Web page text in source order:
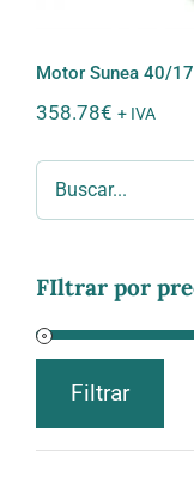
Motor Sunea 40/17
358.78€ + IVA
FIltrar por
Precio
Precio
Filtrar